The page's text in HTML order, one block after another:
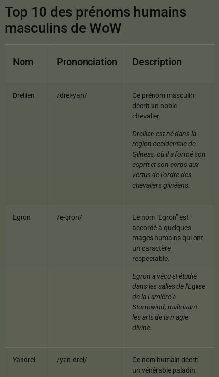
Top 10 des prénoms humains
masculins de WoW
Nom Prononciation Description
Drellien /drel-yan/
Ce prénom masculin
décrit un noble
chevalier.
Drellian est né dans la
région occidentale de
Gilneas, où il a formé son
esprit et son corps aux
vertus de l'ordre des
chevaliers gilnéens.
Egron /e-gron/
Le nom "Egron" est
accordé à quelques
mages humains qui ont
un caractère
respectable.
Egron a vécu et étudié
dans les salles de l'Église
de la Lumière à
Stormwind, maîtrisant
les arts de la magie
divine.
Yandrel /yan-drel/
Ce nom humain décrit
un vénérable paladin.